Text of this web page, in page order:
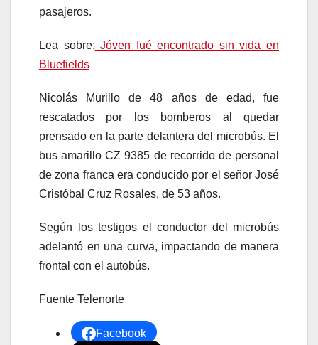
pasajeros.
Lea sobre: Jóven fué encontrado sin vida en
Bluefields
Nicolás Murillo de 48 años de edad, fue
rescatados por los bomberos al quedar
prensado en la parte delantera del microbús. El
bus amarillo CZ 9385 de recorrido de personal
de zona franca era conducido por el señor José
Cristóbal Cruz Rosales, de 53 años.
Según los testigos el conductor del microbús
adelantó en una curva, impactando de manera
frontal con el autobús.
Fuente Telenorte
Facebook